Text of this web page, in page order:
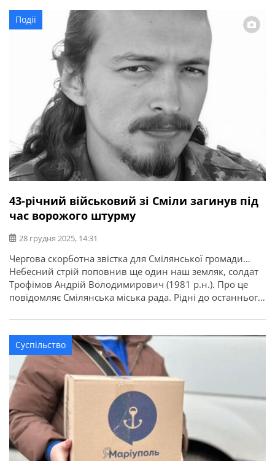
благодійних організацій. Святкову програму відкрили
творчі номери у виконанні вихованців Смілянського
Будинку дитячої та юнацької творчості. Кульмінацією
заходу стала […]
Події
43-річний військовий зі Сміли загинув під
час ворожого штурму
28 грудня 2025, 14:31
Чергова скорботна звістка для Смілянської громади…
Небесний стрій поповнив ще один наш земляк, солдат
Трофімов Андрій Володимирович (1981 р.н.). Про це
повідомляє Смілянська міська рада. Рідні до останнього
вдалося вижити. З 18 грудня 2024 року наш захисник
вважався зниклим безвісти… На жаль, ДНК-експертиза
підтвердила, що під час штурмових дій […]
Суспільство